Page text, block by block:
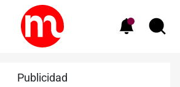
Publicidad